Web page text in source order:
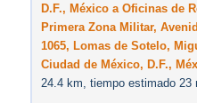
D.F., México a Oficinas de
Primera Zona Militar,
1065, Lomas de Sotelo,
Ciudad de México, D.F.,
24.4 km, tiempo estimado 23